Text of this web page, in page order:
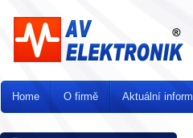
Home O firmě Aktuální